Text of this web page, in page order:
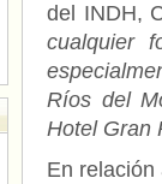
del INDH,
cualquier
Ríos del
Hotel Gran
En